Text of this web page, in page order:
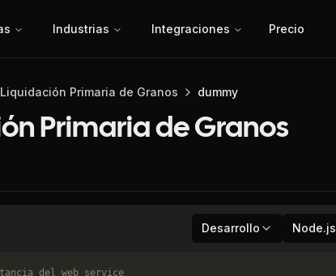
Industrias Integraciones Precio
Liquidación Primaria de Granos dummy
Primaria de Granos
Desarrollo Node.js
del web service